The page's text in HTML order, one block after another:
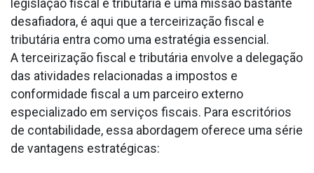
legislação fiscal e tributária e uma missão bastante
desafiadora, é aqui que a terceirização fiscal e
tributária entra como uma estratégia essencial.
A terceirização fiscal e tributária envolve a delegação
das atividades relacionadas a impostos e
conformidade fiscal a um parceiro externo
especializado em serviços fiscais. Para escritórios
de contabilidade, essa abordagem oferece uma série
de vantagens estratégicas: